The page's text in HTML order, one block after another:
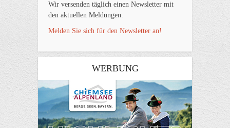
Wir versenden täglich einen Newsletter mit
den aktuellen Meldungen.
Melden Sie sich für den Newsletter an!
WERBUNG